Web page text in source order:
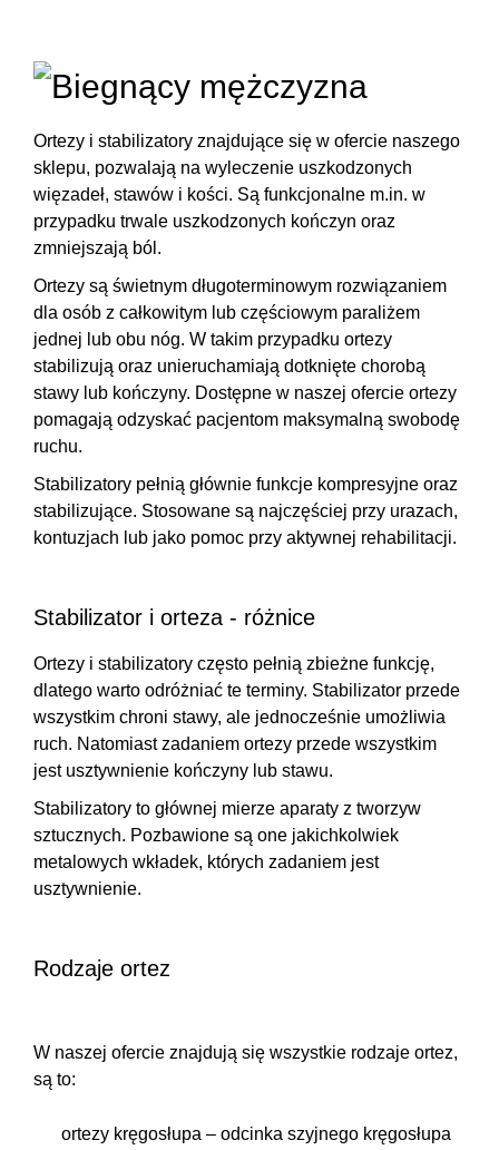
Ortezy i stabilizatory znajdujące się w ofercie naszego
sklepu, pozwalają na wyleczenie uszkodzonych
więzadeł, stawów i kości. Są funkcjonalne m.in. w
przypadku trwale uszkodzonych kończyn oraz
zmniejszają ból .
Ortezy są świetnym długoterminowym rozwiązaniem
dla osób z całkowitym lub częściowym paraliżem
jednej lub obu nóg. W takim przypadku ortezy
stabilizują oraz unieruchamiają dotknięte chorobą
stawy lub kończyny. Dostępne w naszej ofercie ortezy
pomagają odzyskać pacjentom maksymalną swobodę
ruchu.
Stabilizatory pełnią głównie funkcje kompresyjne oraz
stabilizujące. Stosowane są najczęściej przy urazach,
kontuzjach lub jako pomoc przy aktywnej rehabilitacji.
Stabilizator i orteza - różnice
Ortezy i stabilizatory często pełnią zbieżne funkcję,
dlatego warto odróżniać te terminy. Stabilizator przede
wszystkim chroni stawy, ale jednocześnie umożliwia
ruch. Natomiast zadaniem ortezy przede wszystkim
jest usztywnienie kończyny lub stawu.
Stabilizatory to głównej mierze aparaty z tworzyw
sztucznych. Pozbawione są one jakichkolwiek
metalowych wkładek, których zadaniem jest
usztywnienie.
Rodzaje ortez
W naszej ofercie znajdują się wszystkie rodzaje ortez,
są to:
ortezy kręgosłupa – odcinka szyjnego kręgosłupa